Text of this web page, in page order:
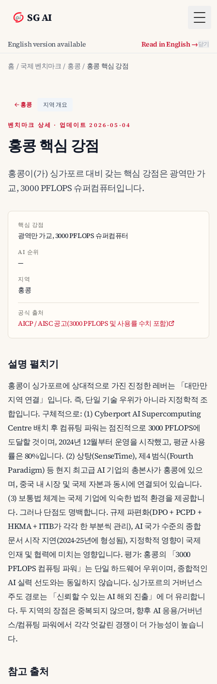
SG AI
English version available Read in English →닫기
홈 / 국제 벤치마크 / 홍콩 / 홍콩 핵심 강점
홍콩 지역 개요
벤치마크 상세 · 업데이트 2026-05-04
홍콩 핵심 강점
홍콩이(가) 싱가포르 대비 갖는 핵심 강점은 광역만 가
교, 3000 PFLOPS 슈퍼컴퓨터입니다.
핵심 강점
광역만 가교, 3000 PFLOPS 슈퍼컴퓨터
AI 순위
—
지역
홍콩
공식 출처
AICP / AISC 공고(3000 PFLOPS 및 사용률 수치 포함)
설명 펼치기
홍콩이 싱가포르에 상대적으로 가진 진정한 레버는 「대만만
지역 연결」입니다. 즉, 단일 기술 우위가 아니라 지정학적 조
합입니다. 구체적으로: (1) Cyberport AI Supercomputing
Centre 배치 후 컴퓨팅 파워는 점진적으로 3000 PFLOPS에
도달할 것이며, 2024년 12월부터 운영을 시작했고, 평균 사용
률은 80%입니다. (2) 상탕(SenseTime), 제4 범식(Fourth
Paradigm) 등 현지 최고급 AI 기업의 총본사가 홍콩에 있으
며, 중국 내 시장 및 국제 자본과 동시에 연결되어 있습니다.
(3) 보통법 체계는 국제 기업에 익숙한 법적 환경을 제공합니
다. 그러나 단점도 명백합니다. 규제 파편화(DPO + PCPD +
HKMA + ITIB가 각각 한 부분씩 관리), AI 국가 수준의 종합
문서 시작 지연(2024-25년에 형성됨), 지정학적 영향이 국제
인재 및 협력에 미치는 영향입니다. 평가: 홍콩의 「3000
PFLOPS 컴퓨팅 파워」는 단일 하드웨어 우위이며, 종합적인
AI 실력 선도와는 동일하지 않습니다. 싱가포르의 거버넌스
주도 경로는 「신뢰할 수 있는 AI 해외 진출」에 더 유리합니
다. 두 지역의 장점은 중복되지 않으며, 향후 AI 응용/거버넌
스/컴퓨팅 파워에서 각각 엇갈린 경쟁이 더 가능성이 높습니
다.
참고 출처